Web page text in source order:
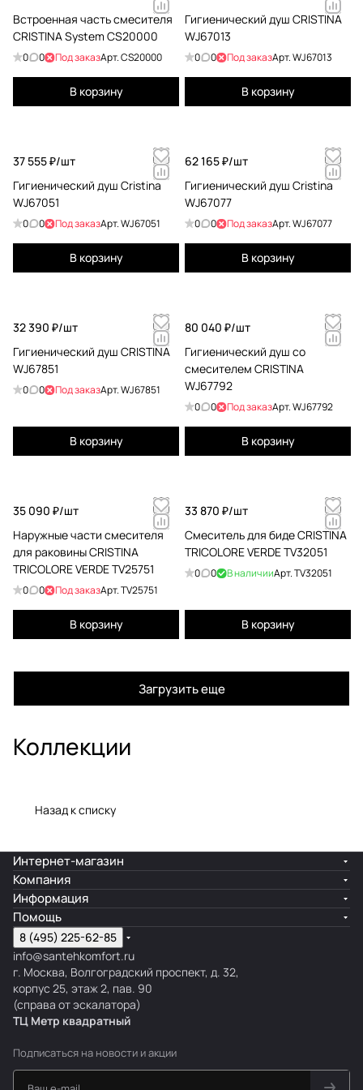
Встроенная часть смесителя
CRISTINA System CS20000
0 0 Под заказАрт.CS20000
В корзину
Гигиенический душ CRISTINA
WJ67013
0 0 Под заказАрт.WJ67013
В корзину
37 555 ₽/шт
Гигиенический душ Cristina
WJ67051
0 0 Под заказАрт.WJ67051
В корзину
62 165 ₽/шт
Гигиенический душ Cristina
WJ67077
0 0 Под заказАрт.WJ67077
В корзину
32 390 ₽/шт
Гигиенический душ CRISTINA
WJ67851
0 0 Под заказАрт.WJ67851
В корзину
80 040 ₽/шт
Гигиенический душ со
смесителем CRISTINA
WJ67792
0 0 Под заказАрт.WJ67792
В корзину
35 090 ₽/шт
Наружные части смесителя
для раковины CRISTINA
TRICOLORE VERDE TV25751
0 0 Под заказАрт.TV25751
В корзину
33 870 ₽/шт
Смеситель для биде CRISTINA
TRICOLORE VERDE TV32051
0 0 В наличииАрт.TV32051
В корзину
Загрузить еще
Коллекции
o
i
i
n
e
i
i
a
S
d
e
r
o
o
r
e
V
e
r
d
e
Назад к списку
Интернет-магазин
Компания
Информация
Помощь
8 (495) 225-62-85
info@santehkomfort.ru
г. Москва, Волгоградский проспект, д. 32,
корпус 25, этаж 2, пав. 90
(справа от эскалатора)
ТЦ Метр квадратный
Подписаться на новости и акции